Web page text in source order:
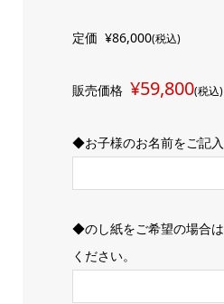
定価 ¥86,000(税込)
販売価格 ¥59,800(税込)
◆お子様のお名前をご記
◆のし紙をご希望の場合
ください。